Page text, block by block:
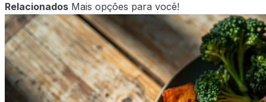
Relacionados Mais opções para você!